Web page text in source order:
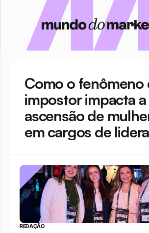
Como o fenômeno
impostor impacta a
ascensão de
em cargos de
REDAÇÃO